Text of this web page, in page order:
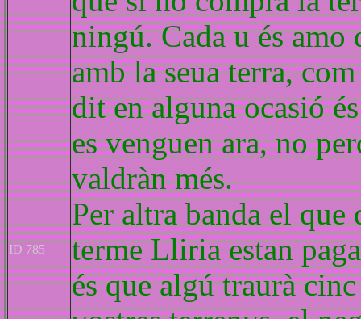
ID 785
ningú. Cada u és
amb la seua terra,
dit en alguna ocasió
es venguen ara, no
valdràn més.
Per altra banda el
terme Lliria estan
és que algú traurà